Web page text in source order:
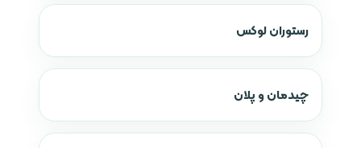
رستوران لوکس
چیدمان و پلان